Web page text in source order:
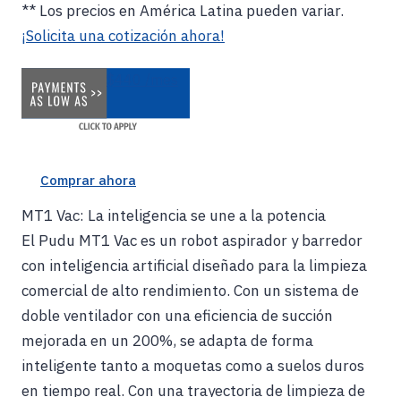
** Los precios en América Latina pueden variar.
¡Solicita una cotización ahora!
Comprar ahora
MT1 Vac: La inteligencia se une a la potencia
El Pudu MT1 Vac es un robot aspirador y barredor
con inteligencia artificial diseñado para la limpieza
comercial de alto rendimiento. Con un sistema de
doble ventilador con una eficiencia de succión
mejorada en un 200%, se adapta de forma
inteligente tanto a moquetas como a suelos duros
en tiempo real. Con una trayectoria de limpieza de